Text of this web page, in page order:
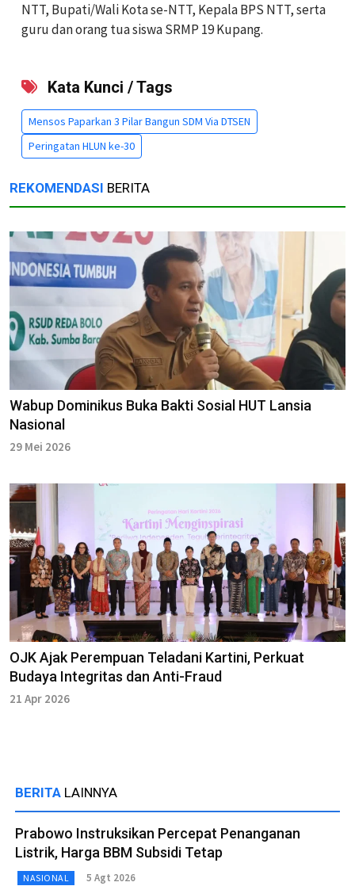
NTT, Bupati/Wali Kota se-NTT, Kepala BPS NTT, serta
guru dan orang tua siswa SRMP 19 Kupang.
Kata Kunci / Tags
Mensos Paparkan 3 Pilar Bangun SDM Via DTSEN
Peringatan HLUN ke-30
REKOMENDASI BERITA
Wabup Dominikus Buka Bakti Sosial HUT Lansia
Nasional
29 Mei 2026
OJK Ajak Perempuan Teladani Kartini, Perkuat
Budaya Integritas dan Anti-Fraud
21 Apr 2026
BERITA LAINNYA
Prabowo Instruksikan Percepat Penanganan
Listrik, Harga BBM Subsidi Tetap
NASIONAL 5 Agt 2026